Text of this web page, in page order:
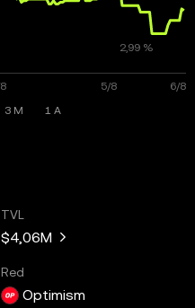
3 M 1 A
TVL
$4,06M
Red
Optimism